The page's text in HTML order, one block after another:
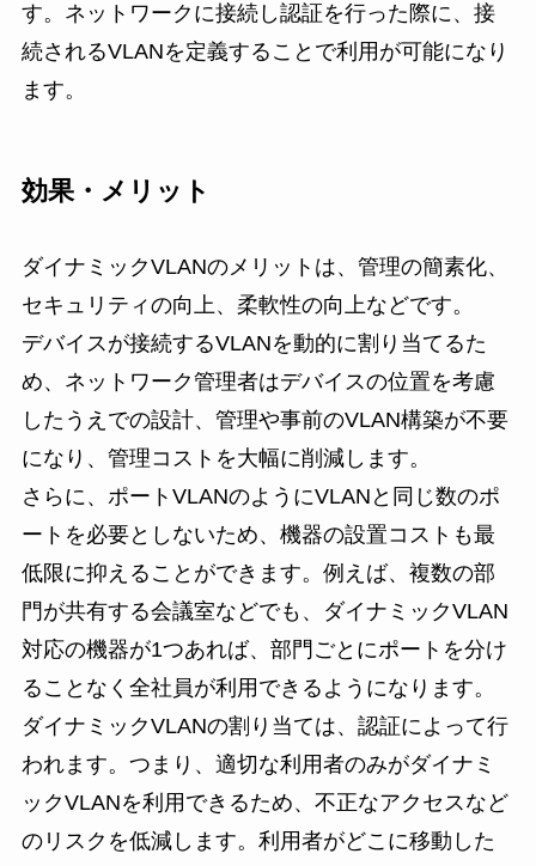
す。ネットワークに接続し認証を行った際に、接
続されるVLANを定義することで利用が可能になり
ます。
効果・メリット
ダイナミックVLANのメリットは、管理の簡素化、
セキュリティの向上、柔軟性の向上などです。
デバイスが接続するVLANを動的に割り当てるた
め、ネットワーク管理者はデバイスの位置を考慮
したうえでの設計、管理や事前のVLAN構築が不要
になり、管理コストを大幅に削減します。
さらに、ポートVLANのようにVLANと同じ数のポ
ートを必要としないため、機器の設置コストも最
低限に抑えることができます。例えば、複数の部
門が共有する会議室などでも、ダイナミックVLAN
対応の機器が1つあれば、部門ごとにポートを分け
ることなく全社員が利用できるようになります。
ダイナミックVLANの割り当ては、認証によって行
われます。つまり、適切な利用者のみがダイナミ
ックVLANを利用できるため、不正なアクセスなど
のリスクを低減します。利用者がどこに移動した